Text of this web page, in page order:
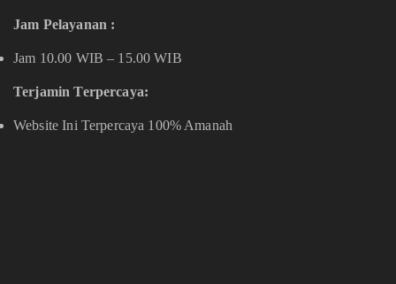
Jam Pelayanan :
Jam 10.00 WIB – 15.00 WIB
Terjamin Terpercaya:
Website Ini Terpercaya 100% Amanah